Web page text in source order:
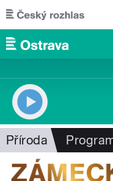
Přejít k hlavnímu obsahu
Příroda